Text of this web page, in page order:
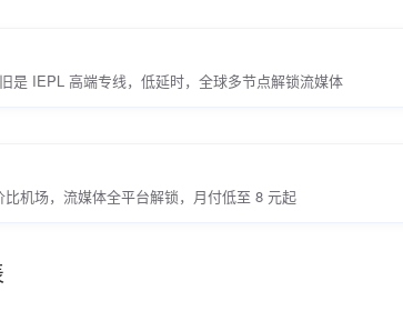
是 IEPL 高端专线，低延时，全球多节点解锁流媒体
比机场，流媒体全平台解锁，月付低至 8 元起